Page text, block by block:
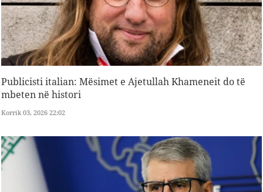
Publicisti italian: Mësimet e Ajetullah Khameneit do të
mbeten në histori
Korrik 03, 2026 22:02